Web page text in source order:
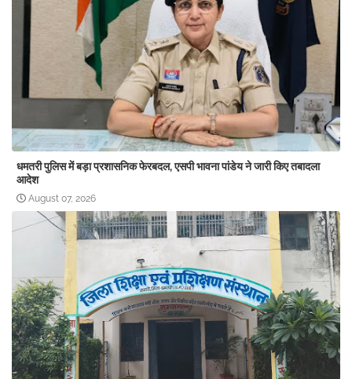
धमतरी पुलिस में बड़ा प्रशासनिक फेरबदल, एसपी भावना पांडेय ने जारी किए तबादला
आदेश
August 07, 2026